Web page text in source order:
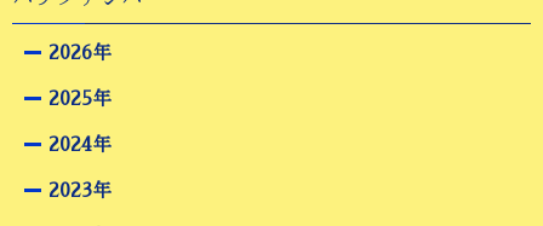
2026年
2025年
2024年
2023年